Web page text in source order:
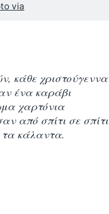
via
κάθε χριστούγεννα
ένα καράβι
χαρτόνια
από σπίτι σε σπίτι
τα κάλαντα.